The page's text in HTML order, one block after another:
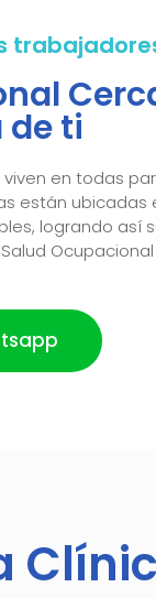
de ti
en todas
están ubicadas
logrando así